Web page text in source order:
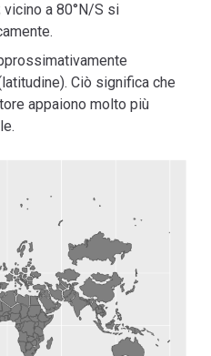
a 80°N/S si
Ciò significa che
appaiono molto più